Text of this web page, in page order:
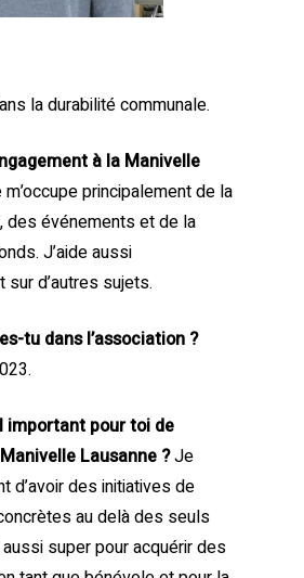
la durabilité communale.
à la Manivelle
m’occupe principalement de la
des événements et de la
J’aide aussi
d’autres sujets.
tu dans l’association ?
important pour toi de
Lausanne ?Je
d’avoir des initiatives de
au delà des seuls
super pour acquérir des